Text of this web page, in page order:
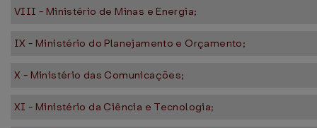
VIII - Ministério de Minas e Energia;
IX - Ministério do Planejamento e Orçamento;
X - Ministério das Comunicações;
XI - Ministério da Ciência e Tecnologia;